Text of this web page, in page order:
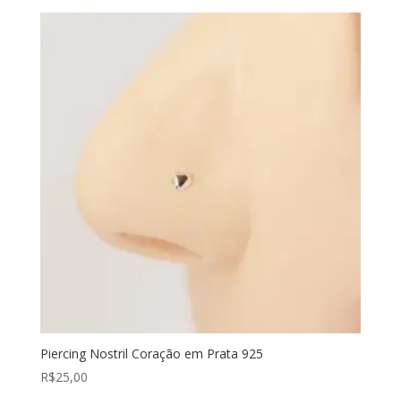
Piercing Nostril Coração em Prata 925
R$25,00